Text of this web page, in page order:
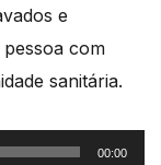
e
com
sanitária.
00:00